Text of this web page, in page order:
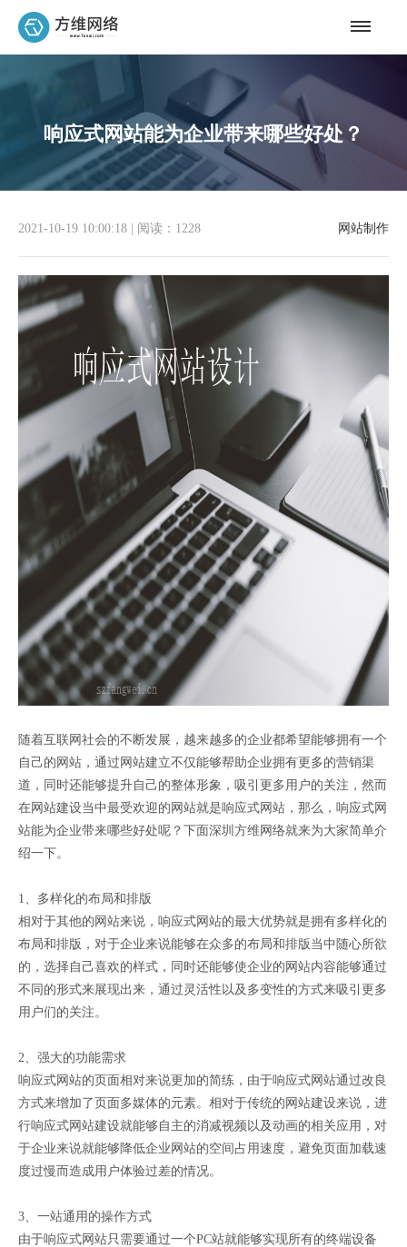
响应式网站能为企业带来哪些好处？
网站制作
2021-10-19 10:00:18 阅读：1228
随着互联网社会的不断发展，越来越多的企业都希望能够拥有一个
自己的网站，通过网站建立不仅能够帮助企业拥有更多的营销渠
道，同时还能够提升自己的整体形象，吸引更多用户的关注，然而
在网站建设当中最受欢迎的网站就是响应式网站，那么，响应式网
站能为企业带来哪些好处呢？下面深圳方维网络就来为大家简单介
绍一下。
1、多样化的布局和排版
相对于其他的网站来说，响应式网站的最大优势就是拥有多样化的
布局和排版，对于企业来说能够在众多的布局和排版当中随心所欲
的，选择自己喜欢的样式，同时还能够使企业的网站内容能够通过
不同的形式来展现出来，通过灵活性以及多变性的方式来吸引更多
用户们的关注。
2、强大的功能需求
响应式网站的页面相对来说更加的简练，由于响应式网站通过改良
方式来增加了页面多媒体的元素。相对于传统的网站建设来说，进
行响应式网站建设就能够自主的消减视频以及动画的相关应用，对
于企业来说就能够降低企业网站的空间占用速度，避免页面加载速
度过慢而造成用户体验过差的情况。
3、一站通用的操作方式
由于响应式网站只需要通过一个PC站就能够实现所有的终端设备